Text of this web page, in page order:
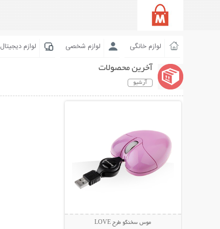
لوازم خانگی لوازم شخصی لوازم دیجیتال
آخرین محصولات
آرشیو
موس سخنگو طرح LOVE